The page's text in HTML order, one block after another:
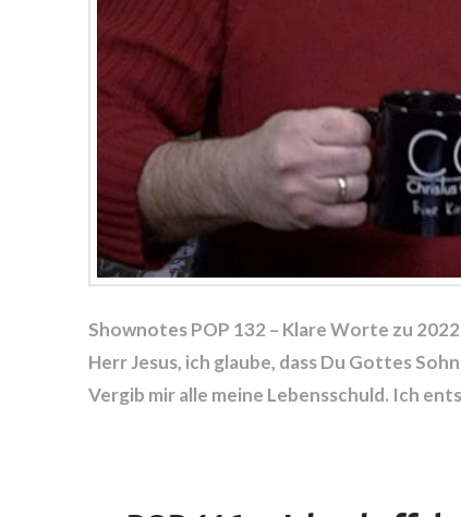
Shownotes POP 132 – Klare Worte zu
Herr Jesus, ich glaube, dass Du Gottes
Vergib mir alle meine Lebensschuld. Ich